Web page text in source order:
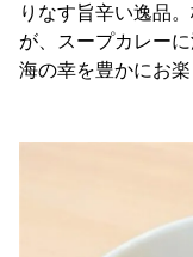
りなす旨辛い逸品
が、スープカレー
海の幸を豊かにお楽